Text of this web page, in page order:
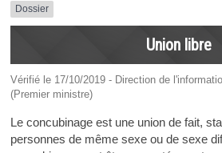
Dossier
Union libre
Vérifié le 17/10/2019 - Direction de
(Premier ministre)
Le concubinage est une union de fait,
personnes de même sexe ou de sexe